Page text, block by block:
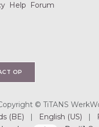
Help Forum
OP
© TiTANS
(BE)
| English (US) |